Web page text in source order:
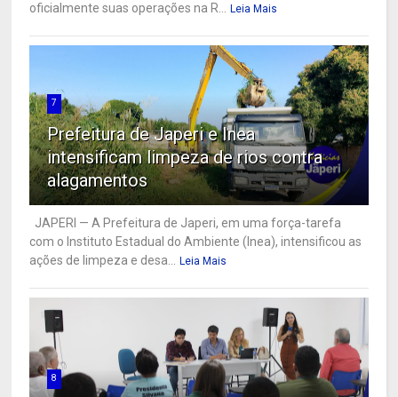
oficialmente suas operações na R...
Leia Mais
7
Prefeitura de Japeri e Inea
intensificam limpeza de rios contra
alagamentos
JAPERI — A Prefeitura de Japeri, em uma força-tarefa
com o Instituto Estadual do Ambiente (Inea), intensificou as
ações de limpeza e desa...
Leia Mais
8